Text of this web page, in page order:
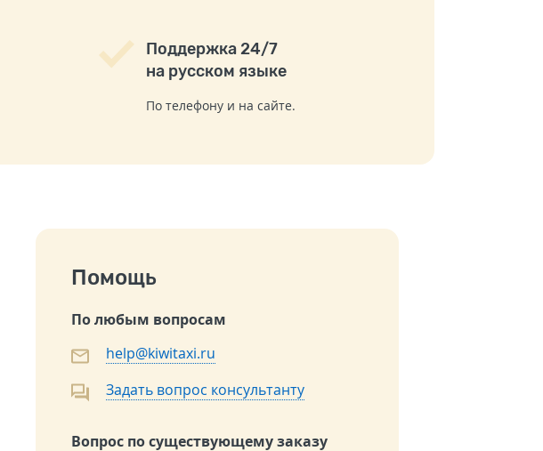
Поддержка 24/7
на русском языке
По телефону и на сайте.
Помощь
По любым вопросам
help@kiwitaxi.ru
Задать вопрос консультанту
Вопрос по существующему заказу